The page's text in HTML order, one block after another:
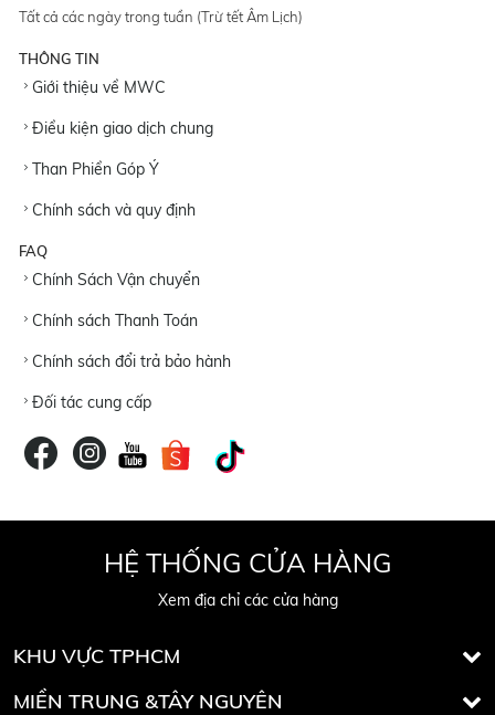
Tất cả các ngày trong tuần (Trừ tết Âm Lịch)
THÔNG TIN
Giới thiệu về MWC
Điều kiện giao dịch chung
Than Phiền Góp Ý
Chính sách và quy định
FAQ
Chính Sách Vận chuyển
Chính sách Thanh Toán
Chính sách đổi trả bảo hành
Đối tác cung cấp
HỆ THỐNG CỬA HÀNG
Xem địa chỉ các cửa hàng
KHU VỰC TPHCM
MIỀN TRUNG &TÂY NGUYÊN